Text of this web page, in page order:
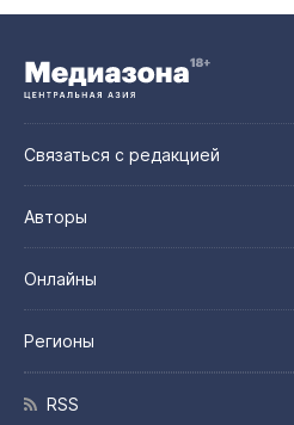
Связаться с редакцией
Авторы
Онлайны
Регионы
RSS